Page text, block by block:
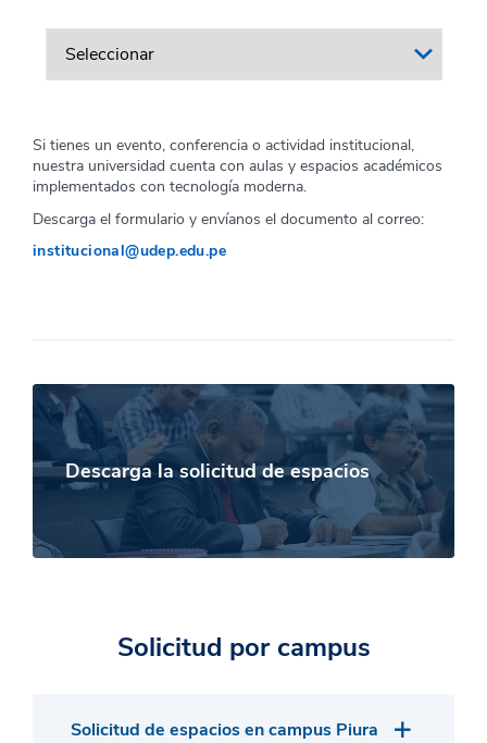
Si tienes un evento, conferencia o actividad institucional,
nuestra universidad cuenta con aulas y espacios académicos
implementados con tecnología moderna.
Descarga el formulario y envíanos el documento al correo:
institucional@udep.edu.pe
Descarga la solicitud de espacios
Solicitud por campus
Solicitud de espacios en campus Piura